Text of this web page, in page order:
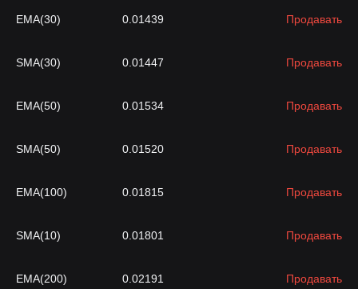
EMA(30) 0.01439 Продавать
SMA(30) 0.01447 Продавать
EMA(50) 0.01534 Продавать
SMA(50) 0.01520 Продавать
EMA(100) 0.01815 Продавать
SMA(10) 0.01801 Продавать
EMA(200) 0.02191 Продавать